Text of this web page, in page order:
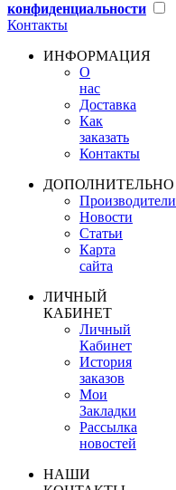
конфиденциальности
Контакты
ИНФОРМАЦИЯ
О
нас
Доставка
Как
заказать
Контакты
ДОПОЛНИТЕЛЬНО
Производители
Новости
Статьи
Карта
сайта
ЛИЧНЫЙ
КАБИНЕТ
Личный
Кабинет
История
заказов
Мои
Закладки
Рассылка
новостей
НАШИ